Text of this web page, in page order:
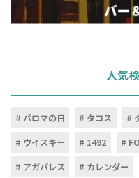
人気
パロマの日 タコス
ウイスキー
1492
アガバレス
カレンダー